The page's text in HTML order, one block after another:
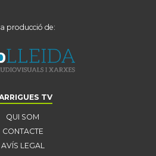
producció de:
TV
QUI SOM
CONTACTE
AVÍS LEGAL